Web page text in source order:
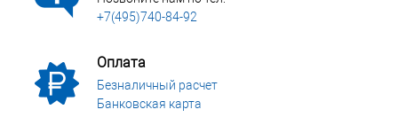
+7(495)740-84-92
Оплата
Безналичный расчет
Банковская карта